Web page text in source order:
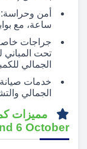
ساعة، مع
جراجات
تحت المباني
الجمالي
خدمات
الجمالي
6 October: